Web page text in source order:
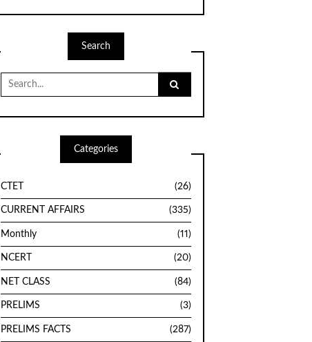
Search
Search
for:
Categories
CTET (26)
CURRENT AFFAIRS (335)
Monthly (11)
NCERT (20)
NET CLASS (84)
PRELIMS (3)
PRELIMS FACTS (287)